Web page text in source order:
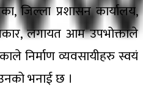
जिल्ला प्रशासन कार्यालय,
लगायत आम उपभोक्ताले
निर्माण व्यवसायीहरु स्वयं
भनाई छ ।